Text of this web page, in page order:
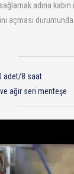
adına kabin
açması
adet/8 saat
ağır seri menteşe